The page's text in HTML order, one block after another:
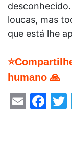
loucas, mas
que está lhe
humano 🙏
Email